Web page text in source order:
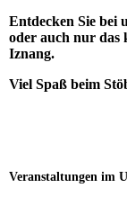
Entdecken Sie bei
oder auch nur das
Iznang.
Viel Spaß beim
Veranstaltungen im